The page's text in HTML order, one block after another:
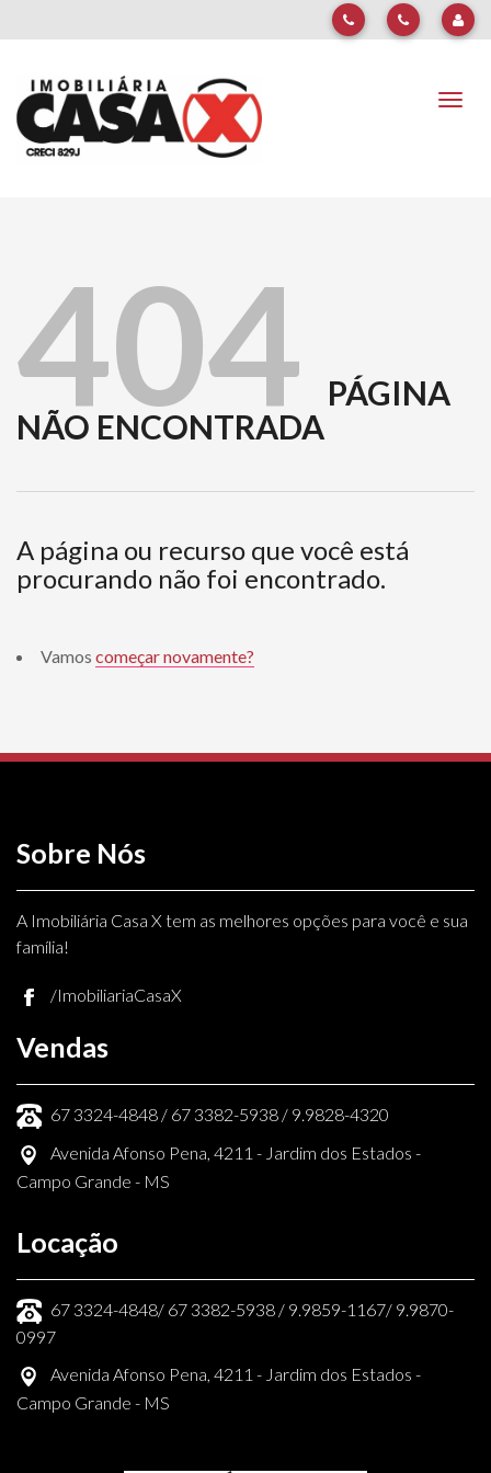
404
PÁGINA
NÃO ENCONTRADA
A página ou recurso que você está
procurando não foi encontrado.
Vamos começar novamente?
Sobre Nós
A Imobiliária Casa X tem as melhores opções para você e sua
família!
/ImobiliariaCasaX
Vendas
67 3324-4848 / 67 3382-5938 / 9.9828-4320
Avenida Afonso Pena, 4211 - Jardim dos Estados -
Campo Grande - MS
Locação
67 3324-4848/ 67 3382-5938 / 9.9859-1167/ 9.9870-
0997
Avenida Afonso Pena, 4211 - Jardim dos Estados -
Campo Grande - MS